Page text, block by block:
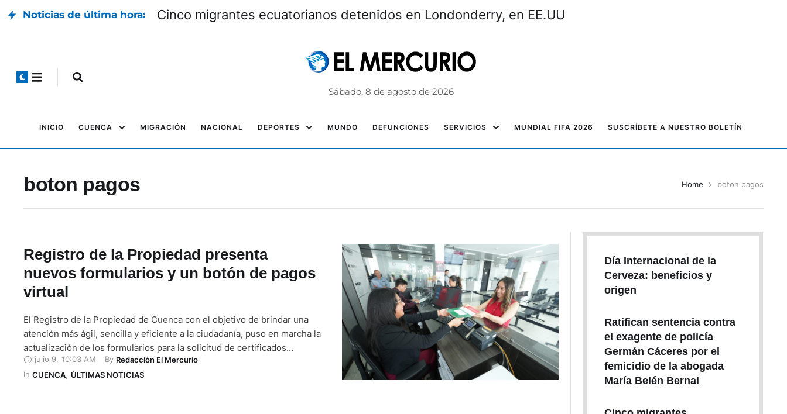
Noticias de última hora: Cinco migrantes ecuatorianos detenidos en Londonderry, en EE.UU
Sábado, 8 de agosto de 2026
INICIO CUENCA MIGRACIÓN NACIONAL DEPORTES MUNDO DEFUNCIONES SERVICIOS MUNDIAL FIFA 2026 SUSCRÍBETE A NUESTRO BOLETÍN
boton pagos Home boton pagos
Registro de la Propiedad presenta
nuevos formularios y un botón de pagos
virtual
El Registro de la Propiedad de Cuenca con el objetivo de brindar una
atención más ágil, sencilla y eficiente a la ciudadanía, puso en marcha la
actualización de los formularios para la solicitud de certificados
registrales, una mejora que simplifica el proceso para los usuarios y
fortalece la calidad de los servicios institucionales. Los nuevos …
julio 9 10:03 AM By Redacción El Mercurio
In CUENCA, ÚLTIMAS NOTICIAS
Día Internacional de la
Cerveza: beneficios y
origen
Ratifican sentencia contra
el exagente de policía
Germán Cáceres por el
femicidio de la abogada
María Belén Bernal